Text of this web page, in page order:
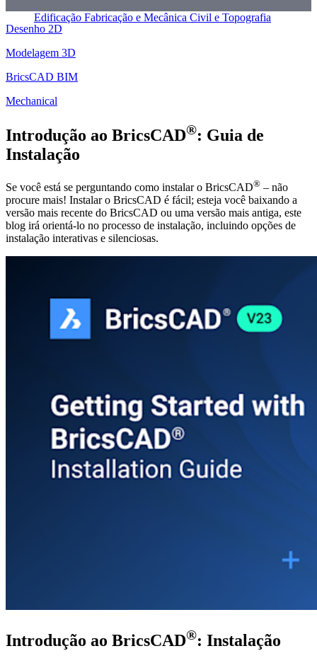
Edificação Fabricação e Mecânica Civil e Topografia
Desenho 2D
Modelagem 3D
BricsCAD BIM
Mechanical
Introdução ao BricsCAD®: Guia de
Instalação
Se você está se perguntando como instalar o BricsCAD® – não
procure mais! Instalar o BricsCAD é fácil; esteja você baixando a
versão mais recente do BricsCAD ou uma versão mais antiga, este
blog irá orientá-lo no processo de instalação, incluindo opções de
instalação interativas e silenciosas.
Introdução ao BricsCAD®: Instalação